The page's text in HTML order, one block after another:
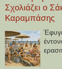
Σχολιάζει ο
Καραμπάσης